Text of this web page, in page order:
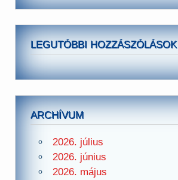
LEGUTÓBBI HOZZÁSZÓLÁSOK
ARCHÍVUM
2026. július
2026. június
2026. május